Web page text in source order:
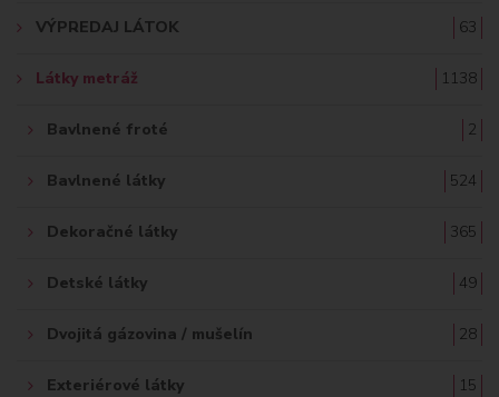
VÝPREDAJ LÁTOK 63
Látky metráž 1138
Bavlnené froté 2
Bavlnené látky 524
Dekoračné látky 365
Detské látky 49
Dvojitá gázovina / mušelín 28
Exteriérové látky 15